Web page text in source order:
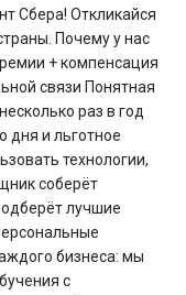
Сбера! Откликайся
Почему у нас
+ компенсация
связи Понятная
раз в год
дня и льготное
технологии,
соберёт
лучшие
бизнеса: мы
с